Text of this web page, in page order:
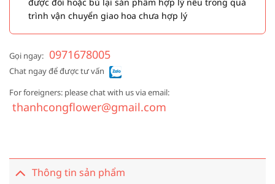
trình vận chuyển giao hoa chưa hợp lý
Gọi ngay: 0971678005
Chat ngay để được tư vấn
For foreigners: please chat with us via email:
thanhcongflower@gmail.com
Thông tin sản phẩm